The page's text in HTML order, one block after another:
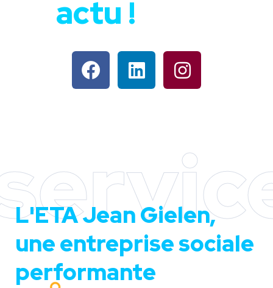
actu !
L'ETA Jean Gielen,
une entreprise sociale
performante